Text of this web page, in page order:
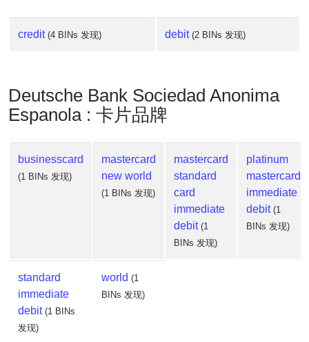
credit (4 BINs 发现) debit (2 BINs 发现)
Deutsche Bank Sociedad Anonima
Espanola : 卡片品牌
businesscard
(1 BINs 发现)
mastercard
new world
(1 BINs 发现)
mastercard
standard
card
immediate
debit (1
BINs 发现)
platinum
mastercard
immediate
debit (1
BINs 发现)
standard
immediate
debit (1 BINs
发现)
world (1
BINs 发现)